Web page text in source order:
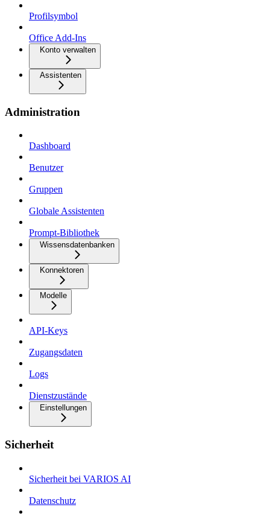
Profilsymbol
Office Add-Ins
Konto verwalten
Assistenten
Administration
Dashboard
Benutzer
Gruppen
Globale Assistenten
Prompt-Bibliothek
Wissensdatenbanken
Konnektoren
Modelle
API-Keys
Zugangsdaten
Logs
Dienstzustände
Einstellungen
Sicherheit
Sicherheit bei VARIOS AI
Datenschutz